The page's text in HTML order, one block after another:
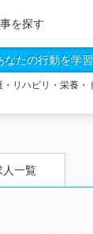
を探す
たの行動を学
・リハビリ・栄養・
人一覧